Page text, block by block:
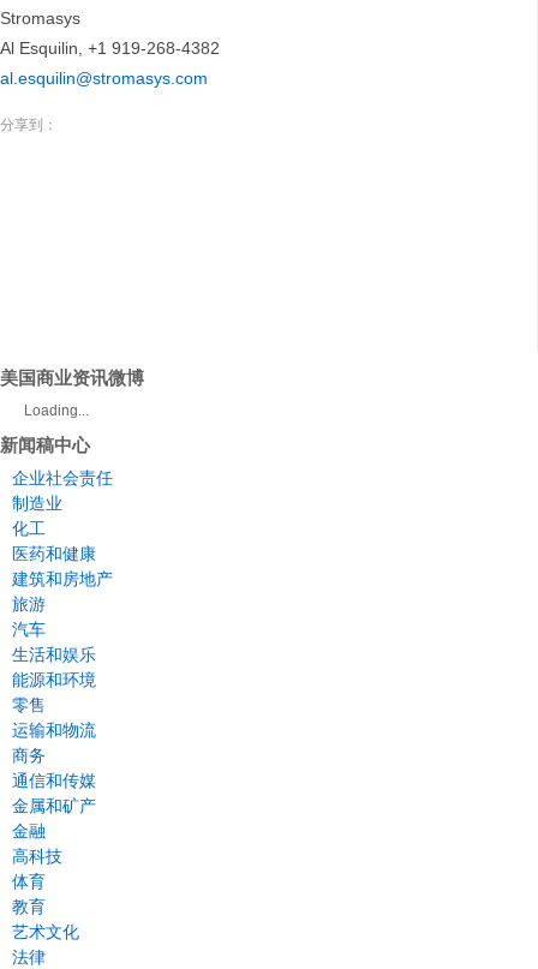
Stromasys
Al Esquilin, +1 919-268-4382
al.esquilin@stromasys.com
分享到：
美国商业资讯微博
Loading...
新闻稿中心
企业社会责任
制造业
化工
医药和健康
建筑和房地产
旅游
汽车
生活和娱乐
能源和环境
零售
运输和物流
商务
通信和传媒
金属和矿产
金融
高科技
体育
教育
艺术文化
法律